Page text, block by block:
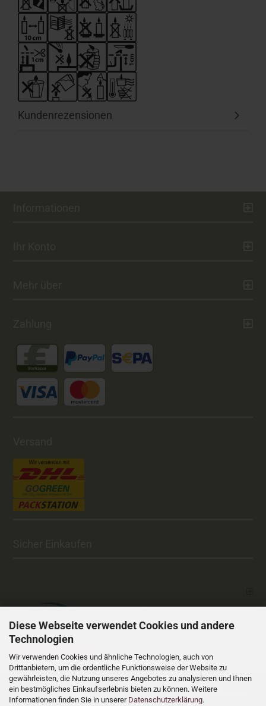
Diese Webseite verwendet Cookies und andere
Technologien
Wir verwenden Cookies und ähnliche Technologien, auch von
Drittanbietern, um die ordentliche Funktionsweise der Website zu
gewährleisten, die Nutzung unseres Angebotes zu analysieren und Ihnen
ein bestmögliches Einkaufserlebnis bieten zu können. Weitere
Informationen finden Sie in unserer Datenschutzerklärung.
Kundenrezensionen
Alle Preise sind inkl. MwSt., zzgl.Versandkosten
Online Shopby Gambio.de © 2025 Gambio Templates bei